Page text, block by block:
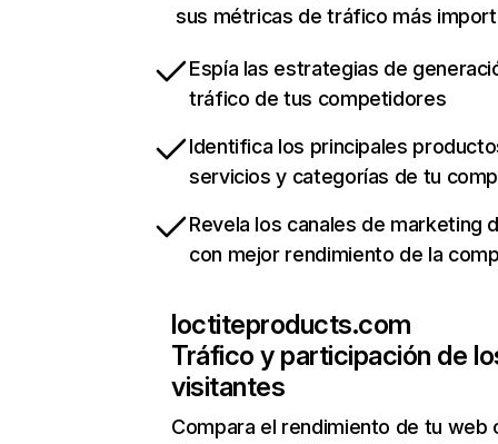
sus métricas de tráfico más
Espía las estrategias de
tráfico de tus competidores
Identifica los principales
servicios y categorías de tu
Revela los canales de marketing
con mejor rendimiento de la
loctiteproducts.com
Tráfico y participación de
visitantes
Compara el rendimiento de tu web